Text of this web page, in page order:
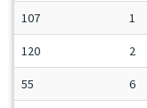
107 1
120 2
55 6